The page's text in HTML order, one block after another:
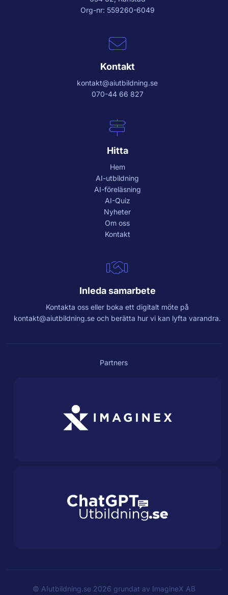
Org-nr: 559260-6049
Kontakt
kontakt@aiutbildning.se
070-44 66 827
Hitta
Hem
AI-utbildning
AI-föreläsning
AI-Quiz
Nyheter
Om oss
Kontakt
Inleda samarbete
Kontakta oss eller boka ett digitalt möte på
kontakt@aiutbildning.se och berätta hur vi kan lyfta varandra.
Partners
© AIutbildning.se2026 grundat av ImagineX AB